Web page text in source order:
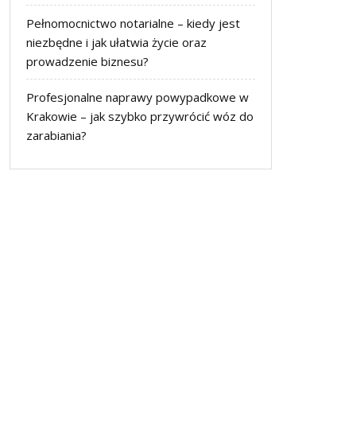
Pełnomocnictwo notarialne – kiedy jest
niezbędne i jak ułatwia życie oraz
prowadzenie biznesu?
Profesjonalne naprawy powypadkowe w
Krakowie – jak szybko przywrócić wóz do
zarabiania?